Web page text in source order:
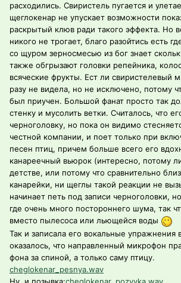
расходились. Свиристель пугается и
щеглокенар не упускает возможности
раскрытый клюв ради такого эффекта. Но
никого не трогает, благо разойтись есть
со щуром зерносмесью из бог знает
также обгрызают головки репейника,
всяческие фрукты. Ест ли свиристелевый
разу не видела, но не исключено, потому
был приучен. Большой фанат просто так
стенку и мусолить ветки. Считалось, что
черноголовку, но пока он видимо
честной компании, и поет только при
песен птиц, причем больше всего его
канареечный вьюрок (интересно, потому
детстве, или потому что сравнительно
канарейки, ни щеглы такой реакции не
начинает петь под записи черноголовки,
где очень много постороннего шума, так
вместо пылесоса или льющейся воды
Так и записала его вокальные
оказалось, что направленный микрофон
фона за спиной, а только саму птицу.
cheglokenar_pesnya.wav
Ну, и позывка:cheglokenar_pozyvka.wav